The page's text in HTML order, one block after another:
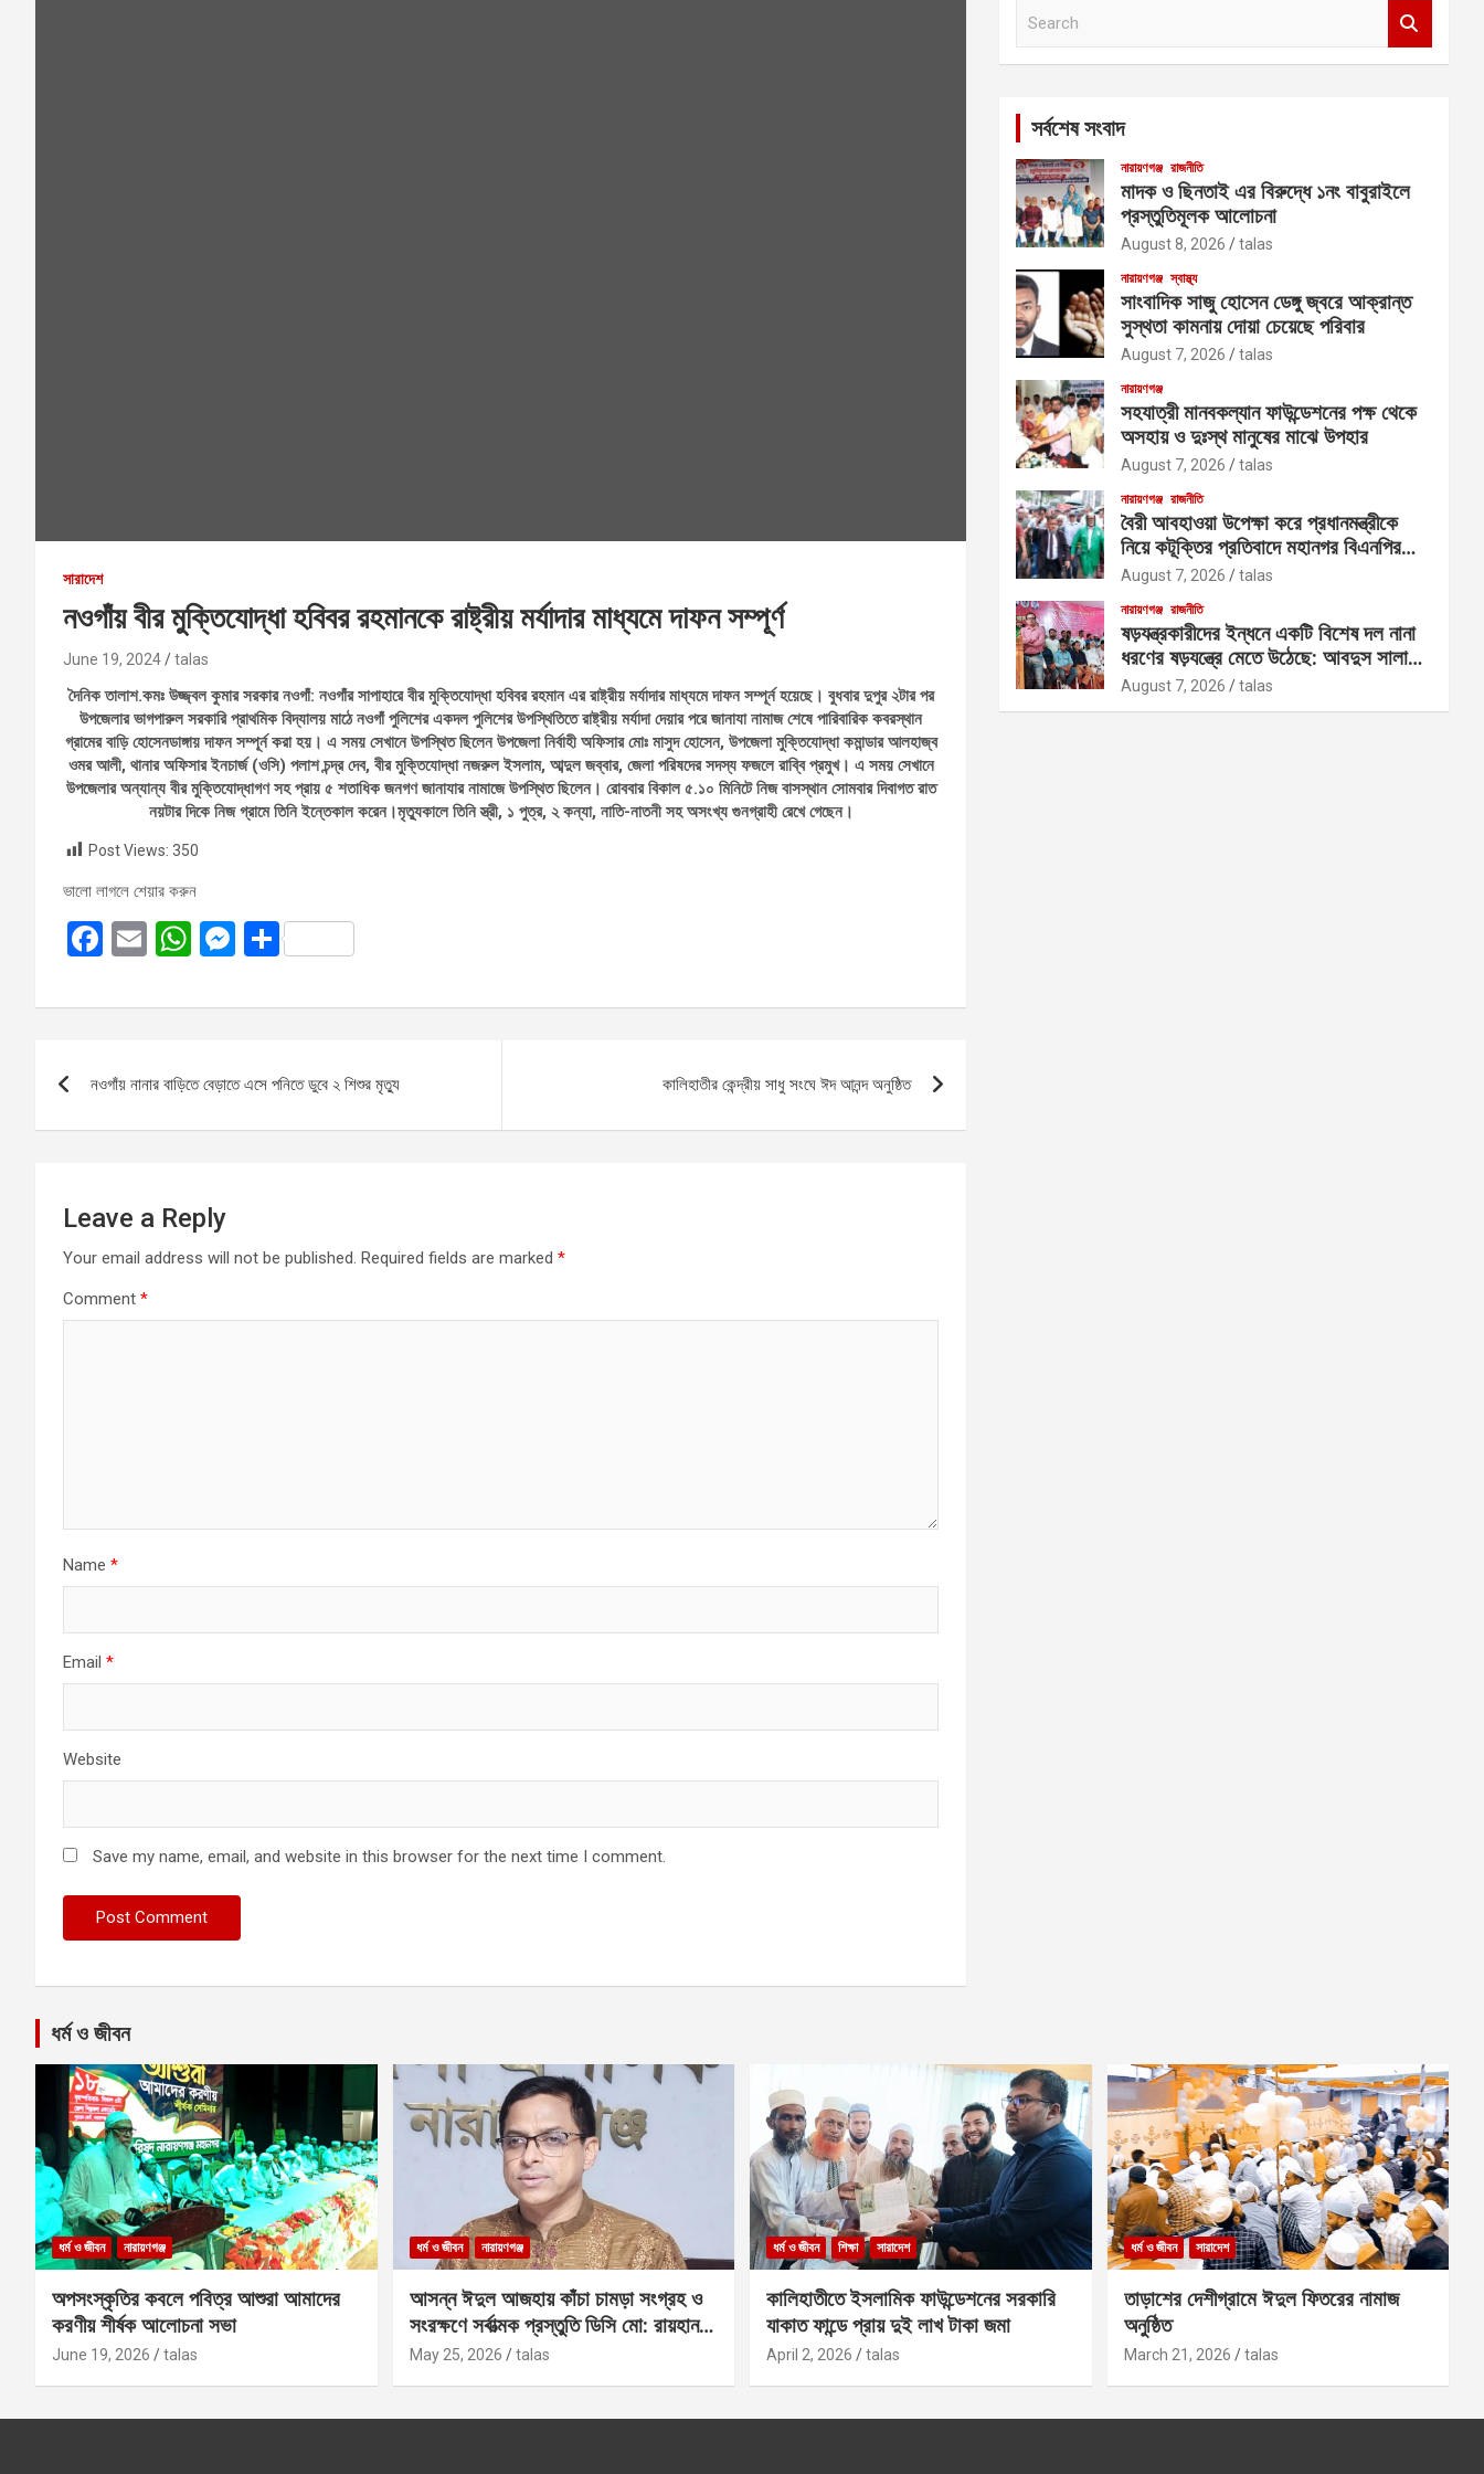
সারাদেশ
নওগাঁয় বীর মুক্তিযোদ্ধা হবিবর রহমানকে রাষ্ট্রীয় মর্যাদার মাধ্যমে দাফন সম্পূর্ণ
June 19, 2024 talas
দৈনিক তালাশ.কমঃ উজ্জ্বল কুমার সরকার নওগাঁ: নওগাঁর সাপাহারে বীর মুক্তিযোদ্ধা হবিবর রহমান এর রাষ্ট্রীয় মর্যাদার মাধ্যমে দাফন সম্পূর্ন হয়েছে। বুধবার দুপুর ২টার পর
উপজেলার ভাগপারুল সরকারি প্রাথমিক বিদ্যালয় মাঠে নওগাঁ পুলিশের একদল পুলিশের উপস্থিতিতে রাষ্ট্রীয় মর্যাদা দেয়ার পরে জানাযা নামাজ শেষে পারিবারিক কবরস্থান
গ্রামের বাড়ি হোসেনডাঙ্গায় দাফন সম্পূর্ন করা হয়। এ সময় সেখানে উপস্থিত ছিলেন উপজেলা নির্বাহী অফিসার মোঃ মাসুদ হোসেন, উপজেলা মুক্তিযোদ্ধা কমান্ডার আলহাজ্ব
ওমর আলী, থানার অফিসার ইনচার্জ (ওসি) পলাশ চন্দ্র দেব, বীর মুক্তিযোদ্ধা নজরুল ইসলাম, আব্দুল জব্বার, জেলা পরিষদের সদস্য ফজলে রাব্বি প্রমুখ। এ সময় সেখানে
উপজেলার অন্যান্য বীর মুক্তিযোদ্ধাগণ সহ প্রায় ৫ শতাধিক জনগণ জানাযার নামাজে উপস্থিত ছিলেন। রোববার বিকাল ৫.১০ মিনিটে নিজ বাসস্থান সোমবার দিবাগত রাত
নয়টার দিকে নিজ গ্রামে তিনি ইন্তেকাল করেন।মৃত্যুকালে তিনি স্ত্রী, ১ পুত্র, ২ কন্যা, নাতি-নাতনী সহ অসংখ্য গুনগ্রাহী রেখে গেছেন।
Post Views: 350
ভালো লাগলে শেয়ার করুন
F
ce
o
E
ail
W
at
A
M
se
g
S
ar
navigation
নওগাঁয় নানার বাড়িতে বেড়াতে এসে পনিতে ডুবে ২ শিশুর মৃত্যু কালিহাতীর কেন্দ্রীয় সাধু সংঘে ঈদ আনন্দ অনুষ্ঠিত
Leave a Reply
Your email address will not be published. Required fields are marked *
Comment *
Name *
Email *
Website
Save my name, email, and website in this browser for the next time I comment.
সর্বশেষ সংবাদ
নারায়ণগঞ্জ রাজনীতি
মাদক ও ছিনতাই এর বিরুদ্ধে ১নং বাবুরাইলে
প্রস্তুতিমূলক আলোচনা
August 8, 2026 talas
নারায়ণগঞ্জ স্বাস্থ্য
সাংবাদিক সাজু হোসেন ডেঙ্গু জ্বরে আক্রান্ত
সুস্থতা কামনায় দোয়া চেয়েছে পরিবার
August 7, 2026 talas
নারায়ণগঞ্জ
সহযাত্রী মানবকল্যান ফাউন্ডেশনের পক্ষ থেকে
অসহায় ও দুঃস্থ মানুষের মাঝে উপহার
August 7, 2026 talas
নারায়ণগঞ্জ রাজনীতি
বৈরী আবহাওয়া উপেক্ষা করে প্রধানমন্ত্রীকে
নিয়ে কটূক্তির প্রতিবাদে মহানগর বিএনপির
বিক্ষোভ
August 7, 2026 talas
নারায়ণগঞ্জ রাজনীতি
ষড়যন্ত্রকারীদের ইন্ধনে একটি বিশেষ দল নানা
ধরণের ষড়যন্ত্রে মেতে উঠেছে: আবদুস সালাম
আজাদ
August 7, 2026 talas
ধর্ম ও জীবন
ধর্ম ও জীবন নারায়ণগঞ্জ
অপসংস্কৃতির কবলে পবিত্র আশুরা আমাদের
করণীয় শীর্ষক আলোচনা সভা
June 19, 2026 talas
ধর্ম ও জীবন নারায়ণগঞ্জ
আসন্ন ঈদুল আজহায় কাঁচা চামড়া সংগ্রহ ও
সংরক্ষণে সর্বাত্মক প্রস্তুতি ডিসি মো: রায়হান
কবির
May 25, 2026 talas
ধর্ম ও জীবন শিক্ষা সারাদেশ
কালিহাতীতে ইসলামিক ফাউন্ডেশনের সরকারি
যাকাত ফান্ডে প্রায় দুই লাখ টাকা জমা
April 2, 2026 talas
ধর্ম ও জীবন সারাদেশ
তাড়াশের দেশীগ্রামে ঈদুল ফিতরের নামাজ
অনুষ্ঠিত
March 21, 2026 talas